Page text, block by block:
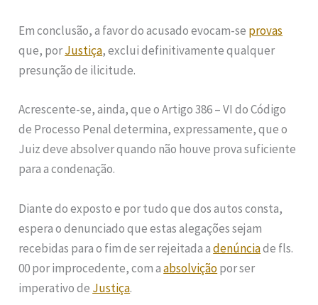
Em conclusão, a favor do acusado evocam-se provas
que, porJustiça, exclui definitivamente qualquer
presunção de ilicitude.
Acrescente-se, ainda, que o Artigo 386 – VI do Código
de Processo Penal determina, expressamente, que o
Juiz deve absolver quando não houve prova suficiente
para a condenação.
Diante do exposto e por tudo que dos autos consta,
espera o denunciado que estas alegações sejam
recebidas para o fim de ser rejeitada adenúnciade fls.
00 por improcedente, com aabsolviçãopor ser
imperativo de Justiça.